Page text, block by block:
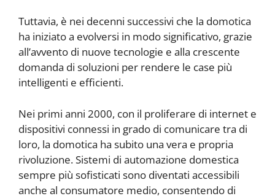
Tuttavia, è nei decenni successivi che la domotica
ha iniziato a evolversi in modo significativo, grazie
all’avvento di nuove tecnologie e alla crescente
domanda di soluzioni per rendere le case più
intelligenti e efficienti.
Nei primi anni 2000, con il proliferare di internet e
dispositivi connessi in grado di comunicare tra di
loro, la domotica ha subito una vera e propria
rivoluzione. Sistemi di automazione domestica
sempre più sofisticati sono diventati accessibili
anche al consumatore medio, consentendo di